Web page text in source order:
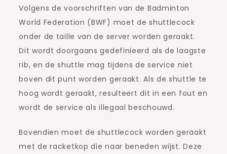
Volgens de voorschriften van de Badminton
World Federation (BWF) moet de shuttlecock
onder de taille van de server worden geraakt.
Dit wordt doorgaans gedefinieerd als de laagste
rib, en de shuttle mag tijdens de service niet
boven dit punt worden geraakt. Als de shuttle te
hoog wordt geraakt, resulteert dit in een fout en
wordt de service als illegaal beschouwd.
Bovendien moet de shuttlecock worden geraakt
met de racketkop die naar beneden wijst. Deze